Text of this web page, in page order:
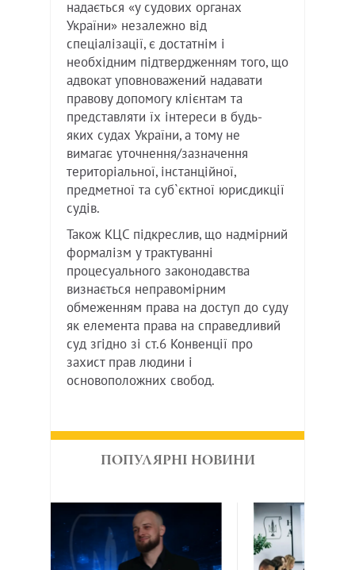
надається «у судових органах
України» незалежно від
спеціалізації, є достатнім і
необхідним підтвердженням того, що
адвокат уповноважений надавати
правову допомогу клієнтам та
представляти їх інтереси в будь-
яких судах України, а тому не
вимагає уточнення/зазначення
територіальної, інстанційної,
предметної та суб`єктної юрисдикції
судів.
Також КЦС підкреслив, що надмірний
формалізм у трактуванні
процесуального законодавства
визнається неправомірним
обмеженням права на доступ до суду
як елемента права на справедливий
суд згідно зі ст.6 Конвенції про
захист прав людини і
основоположних свобод.
ПОПУЛЯРНІ НОВИНИ